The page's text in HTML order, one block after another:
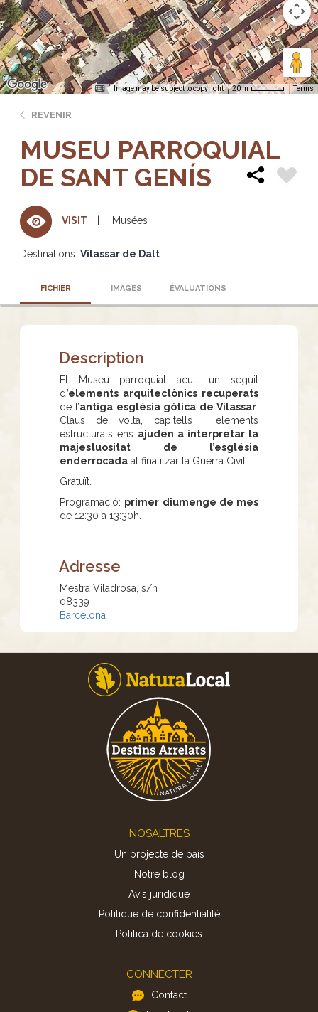
Image may be subject to copyright 20 m Terms
REVENIR
MUSEU PARROQUIAL
DE SANT GENÍS
VISIT Musées
Destinations: Vilassar de Dalt
FICHIER IMAGES ÉVALUATIONS
Description
El Museu parroquial acull un seguit
d’elements arquitectònics recuperats
de l’antiga església gòtica de Vilassar
Claus de volta, capitells i elements
estructurals ens ajuden a interpretar la
majestuositat de l’església
enderrocada al finalitzar la Guerra Civil.
Gratuït.
Programació: primer diumenge de mes
de 12:30 a 13:30h.
Adresse
Mestra Viladrosa, s/n
08339
Barcelona
NOSALTRES
Un projecte de país
Notre blog
Avis juridique
Politique de confidentialité
Politica de cookies
CONNECTER
Contact